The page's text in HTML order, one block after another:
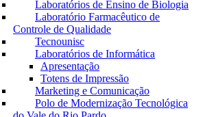
Laboratórios de Ensino de Biologia
Laboratório Farmacêutico de
Controle de Qualidade
Tecnounisc
Laboratórios de Informática
Apresentação
Totens de Impressão
Marketing e Comunicação
Polo de Modernização Tecnológica